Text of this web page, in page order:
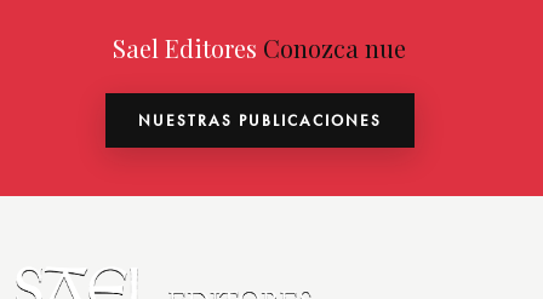
Sael EditoresConozca nuestras pub
NUESTRAS PUBLICACIONES